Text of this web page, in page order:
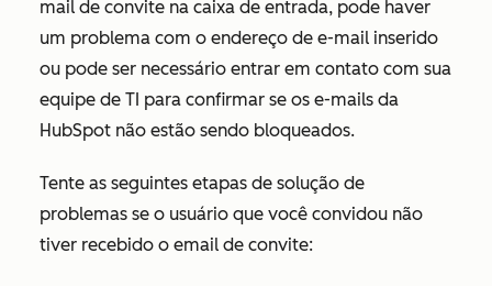
mail de convite na caixa de entrada, pode haver
um problema com o endereço de e-mail inserido
ou pode ser necessário entrar em contato com sua
equipe de TI para confirmar se os e-mails da
HubSpot não estão sendo bloqueados.
Tente as seguintes etapas de solução de
problemas se o usuário que você convidou não
tiver recebido o email de convite: